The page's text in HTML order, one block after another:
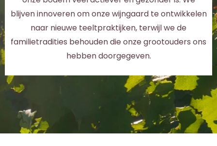
blijven innoveren om onze wijngaard te ontwikkelen
naar nieuwe teeltpraktijken, terwijl we de
familietradities behouden die onze grootouders ons
hebben doorgegeven.